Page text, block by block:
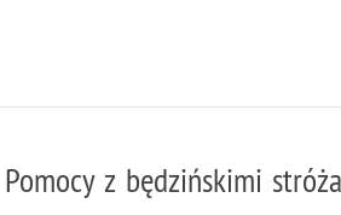
z będzińskimi